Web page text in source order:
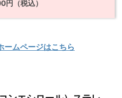
円（税込）
ームページはこちら